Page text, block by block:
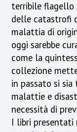
terribile flagello
delle catastrofi
malattia di
oggi sarebbe
come la
collezione
in passato si
malattie e
necessità di
I libri presentati